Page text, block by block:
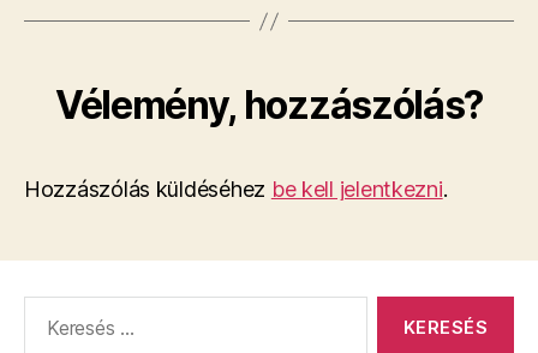
Vélemény, hozzászólás?
Hozzászólás küldéséhez be kell jelentkezni.